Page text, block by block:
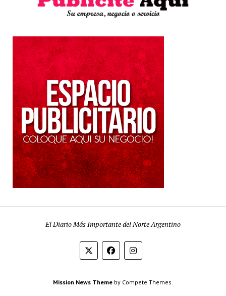
El Diario Más Importante del Norte Argentino
Mission News Theme by Compete Themes.